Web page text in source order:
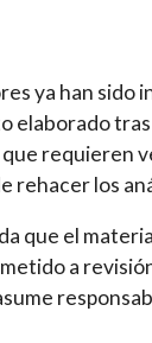
ya han sido
tras
que requieren
rehacer los
que el
a